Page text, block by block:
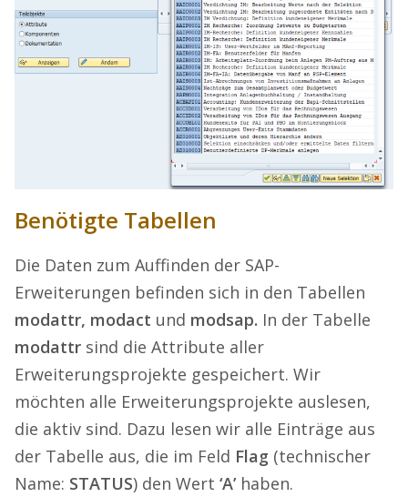
Benötigte Tabellen
Die Daten zum Auffinden der SAP-
Erweiterungen befinden sich in den Tabellen
modattr, modact und modsap. In der Tabelle
modattr sind die Attribute aller
Erweiterungsprojekte gespeichert. Wir
möchten alle Erweiterungsprojekte auslesen,
die aktiv sind. Dazu lesen wir alle Einträge aus
der Tabelle aus, die im Feld Flag (technischer
Name: STATUS) den Wert ‘A’haben.